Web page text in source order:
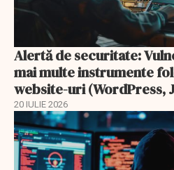
Alertă de securitate:
mai multe instrumente
website-uri (WordPress,
20 IULIE 2026